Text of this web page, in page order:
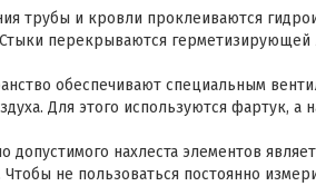
трубы и кровли проклеиваются
перекрываются герметизирующей
обеспечивают специальным
Для этого используются фартук, а
нахлеста элементов
не пользоваться постоянно